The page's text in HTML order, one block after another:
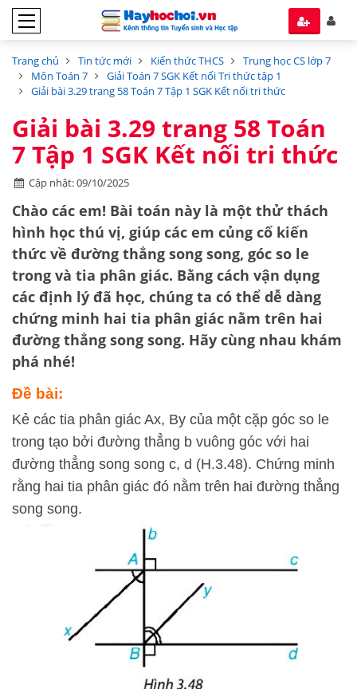
Trang chủ Tin tức mới Kiến thức THCS
Trung học CS lớp 7
Môn Toán 7
Giải Toán 7 SGK Kết nối Tri thức tập 1
Giải bài 3.29 trang 58 Toán 7 Tập 1 SGK Kết nối tri thức
Giải bài 3.29 trang 58 Toán
7 Tập 1 SGK Kết nối tri thức
Cập nhật: 09/10/2025
Chào các em! Bài toán này là một thử thách
hình học thú vị, giúp các em củng cố kiến
thức về đường thẳng song song, góc so le
trong và tia phân giác. Bằng cách vận dụng
các định lý đã học, chúng ta có thể dễ dàng
chứng minh hai tia phân giác nằm trên hai
đường thẳng song song. Hãy cùng nhau khám
phá nhé!
Đề bài:
Kẻ các tia phân giác Ax, By của một cặp góc so le
trong tạo bởi đường thẳng b vuông góc với hai
đường thẳng song song c, d (H.3.48). Chứng minh
rằng hai tia phân giác đó nằm trên hai đường thẳng
song song.